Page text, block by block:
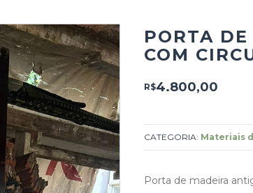
PORTA
COM
R$4.800,00
CATEGORIA: Materiais
Porta de madeira